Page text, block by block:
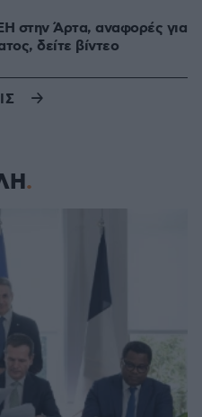
στην Άρτα, αναφορές για
δείτε βίντεο